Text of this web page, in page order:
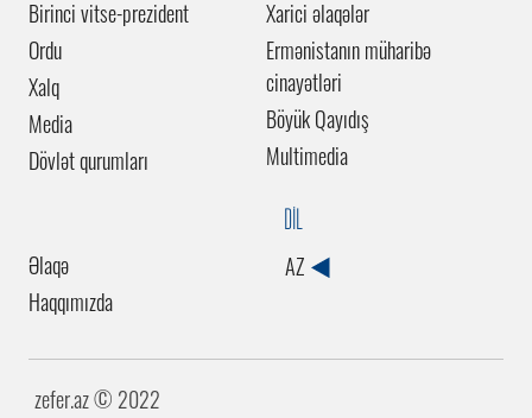
Birinci vitse-prezident
Ordu
Xalq
Media
Dövlət qurumları
Xarici əlaqələr
Ermənistanın müharibə
cinayətləri
Böyük Qayıdış
Multimedia
Əlaqə
Haqqımızda
DİL
AZ
zefer.az ©️ 2022